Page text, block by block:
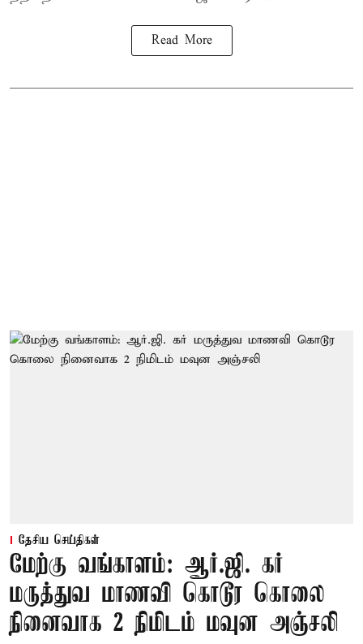
Read More
தேசிய செய்திகள்
மேற்கு வங்காளம்: ஆர்.ஜி. கர்
மருத்துவ மாணவி கொடூர கொலை
நினைவாக 2 நிமிடம் மவுன அஞ்சலி